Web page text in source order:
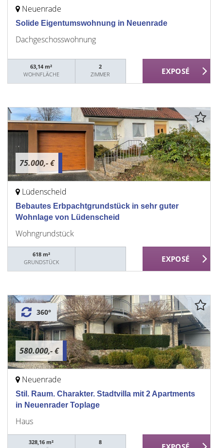
Neuenrade
Solide Eigentumswohnung in Neuenrade
Dachgeschosswohnung
63,14 m²
WOHNFLÄCHE
2
ZIMMER
75.000,- €
Lüdenscheid
Bebautes Erbpachtgrundstück in sehr guter
Wohnlage von Lüdenscheid
Wohngrundstück
618 m²
GRUNDSTÜCK
580.000,- €
360°
Neuenrade
Stil. Raum. Charakter. Stadtvilla mit 2 Apartments
in Neuenrader Toplage
Haus
328,16 m²
8